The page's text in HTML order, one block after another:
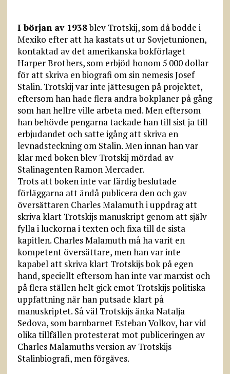
I början av 1938blev Trotskij, som då bodde i
Mexiko efter att ha kastats ut ur Sovjetunionen,
kontaktad av det amerikanska bokförlaget
Harper Brothers, som erbjöd honom 5 000 dollar
för att skriva en biografi om sin nemesis Josef
Stalin. Trotskij var inte jättesugen på projektet,
eftersom han hade flera andra bokplaner på gång
som han hellre ville arbeta med. Men eftersom
han behövde pengarna tackade han till sist ja till
erbjudandet och satte igång att skriva en
levnadsteckning om Stalin. Men innan han var
klar med boken blev Trotskij mördad av
Stalinagenten Ramon Mercader.
Trots att boken inte var färdig beslutade
förläggarna att ändå publicera den och gav
översättaren Charles Malamuth i uppdrag att
skriva klart Trotskijs manuskript genom att själv
fylla i luckorna i texten och fixa till de sista
kapitlen. Charles Malamuth må ha varit en
kompetent översättare, men han var inte
kapabel att skriva klart Trotskijs bok på egen
hand, speciellt eftersom han inte var marxist och
på flera ställen helt gick emot Trotskijs politiska
uppfattning när han putsade klart på
manuskriptet. Så väl Trotskijs änka Natalja
Sedova, som barnbarnet Esteban Volkov, har vid
olika tillfällen protesterat mot publiceringen av
Charles Malamuths version av Trotskijs
Stalinbiografi, men förgäves.